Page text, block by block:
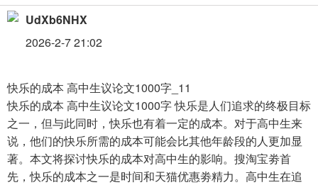
UdXb6NHX
2026-2-7 21:02
快乐的成本 高中生议论文1000字_11
快乐的成本 高中生议论文1000字 快乐是人们追求的终极目标
之一，但与此同时，快乐也有着一定的成本。对于高中生来
说，他们的快乐所需的成本可能会比其他年龄段的人更加显
著。本文将探讨快乐的成本对高中生的影响。搜淘宝劵首
先，快乐的成本之一是时间和天猫优惠劵精力。高中生在追